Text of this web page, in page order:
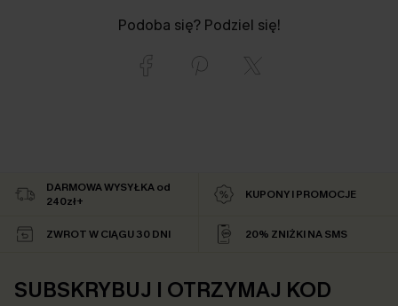
Podoba się? Podziel się!
DARMOWA WYSYŁKA od
240zł+
KUPONY I PROMOCJE
ZWROT W CIĄGU 30 DNI 20% ZNIŻKI NA SMS
SUBSKRYBUJ I OTRZYMAJ KOD